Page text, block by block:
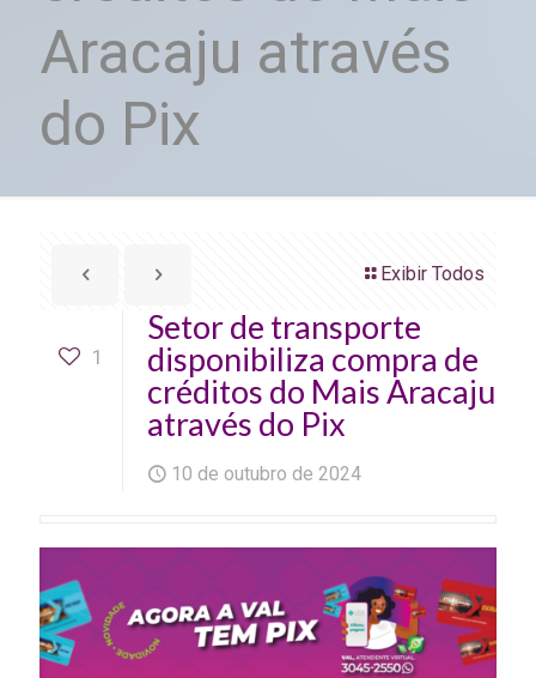
Aracaju através
do Pix
Exibir Todos
1
Setor de transporte
disponibiliza compra de
créditos do Mais Aracaju
através do Pix
10 de outubro de 2024